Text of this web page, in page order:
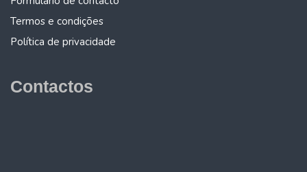
Termos e condições
Política de privacidade
Contactos